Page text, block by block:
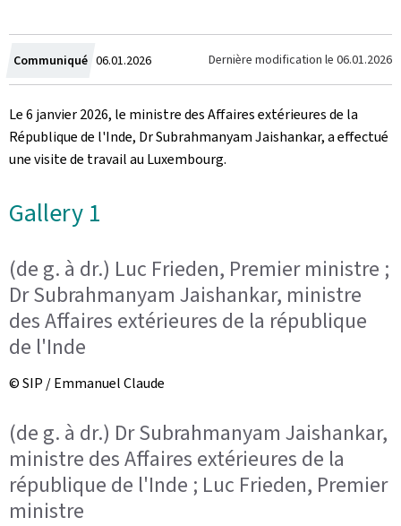
Communiqué Crée
le
06.01.2026 Dernière modification le 06.01.2026
Le 6 janvier 2026, le ministre des Affaires extérieures de la
République de l'Inde, Dr Subrahmanyam Jaishankar, a effectué
une visite de travail au Luxembourg.
Gallery 1
(de g. à dr.) Luc Frieden, Premier ministre ;
Dr Subrahmanyam Jaishankar, ministre
des Affaires extérieures de la république
de l'Inde
© SIP / Emmanuel Claude
(de g. à dr.) Dr Subrahmanyam Jaishankar,
ministre des Affaires extérieures de la
république de l'Inde ; Luc Frieden, Premier
ministre